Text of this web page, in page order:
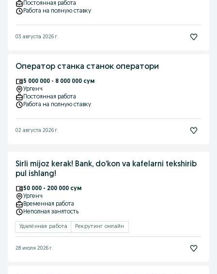
Постоянная работа
Работа на полную ставку
03 августа 2026 г.
Оператор станка станок оператори
5 000 000 - 8 000 000 сум
Ургенч
Постоянная работа
Работа на полную ставку
02 августа 2026 г.
Sirli mijoz kerak! Bank, do‘kon va kafelarni tekshirib
pul ishlang!
50 000 - 200 000 сум
Ургенч
Временная работа
Неполная занятость
Удалённая работа Рекрутинг онлайн
28 июля 2026 г.